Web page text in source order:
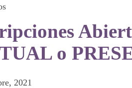
o
2021